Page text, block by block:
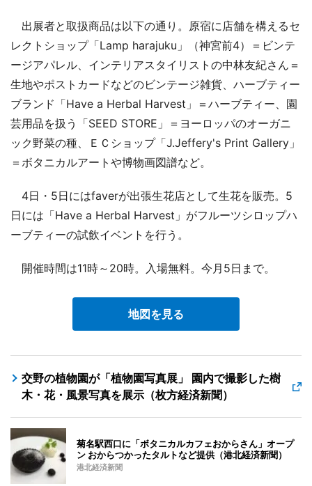
出展者と取扱商品は以下の通り。原宿に店舗を構えるセ
レクトショップ「Lamp harajuku」（神宮前4）＝ビンテ
ージアパレル、インテリアスタイリストの中林友紀さん＝
生地やポストカードなどのビンテージ雑貨、ハーブティー
ブランド「Have a Herbal Harvest」＝ハーブティー、園
芸用品を扱う「SEED STORE」＝ヨーロッパのオーガニ
ック野菜の種、ＥＣショップ「J.Jeffery's Print Gallery」
＝ボタニカルアートや博物画図譜など。
4日・5日にはfaverが出張生花店として生花を販売。5
日には「Have a Herbal Harvest」がフルーツシロップハ
ーブティーの試飲イベントを行う。
開催時間は11時～20時。入場無料。今月5日まで。
地図を見る
交野の植物園が「植物園写真展」 園内で撮影した樹
木・花・風景写真を展示（枚方経済新聞）
菊名駅西口に「ボタニカルカフェおからさん」オープ
ン おからつかったタルトなど提供（港北経済新聞）
港北経済新聞